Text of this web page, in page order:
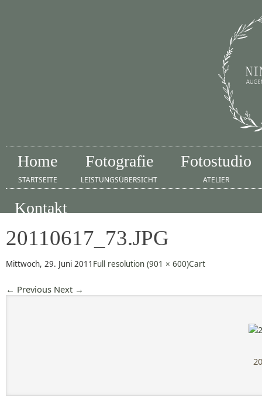
Home
STARTSEITE
Fotografie
LEISTUNGSÜBERSICHT
Fotostudio
ATELIER
Kontakt
20110617_73.JPG
Mittwoch, 29. Juni 2011 Full resolution (901 × 600)Cart
← Previous Next →